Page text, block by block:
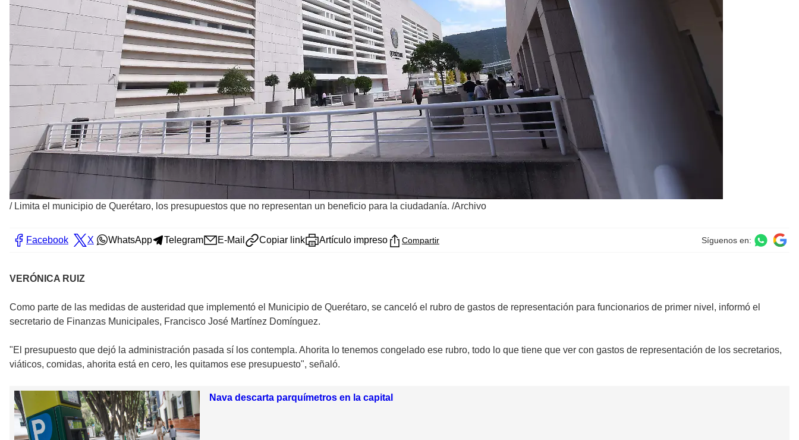
/ Limita el municipio de Querétaro, los presupuestos que no representan un beneficio para la ciudadanía. /Archivo
Facebook X WhatsApp Telegram E-Mail Copiar link Artículo impreso Compartir Síguenos en:
VERÓNICA RUIZ
Como parte de las medidas de austeridad que implementó el Municipio de Querétaro, se canceló el rubro de gastos de representación para funcionarios de primer nivel, informó el
secretario de Finanzas Municipales, Francisco José Martínez Domínguez.
"El presupuesto que dejó la administración pasada sí los contempla. Ahorita lo tenemos congelado ese rubro, todo lo que tiene que ver con gastos de representación de los secretarios,
viáticos, comidas, ahorita está en cero, les quitamos ese presupuesto", señaló.
Nava descarta parquímetros en la capital